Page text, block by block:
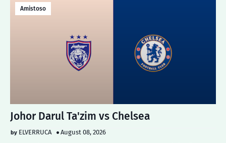
Amistoso
Johor Darul Ta'zim vs Chelsea
ELVERRUCA
August 08, 2026